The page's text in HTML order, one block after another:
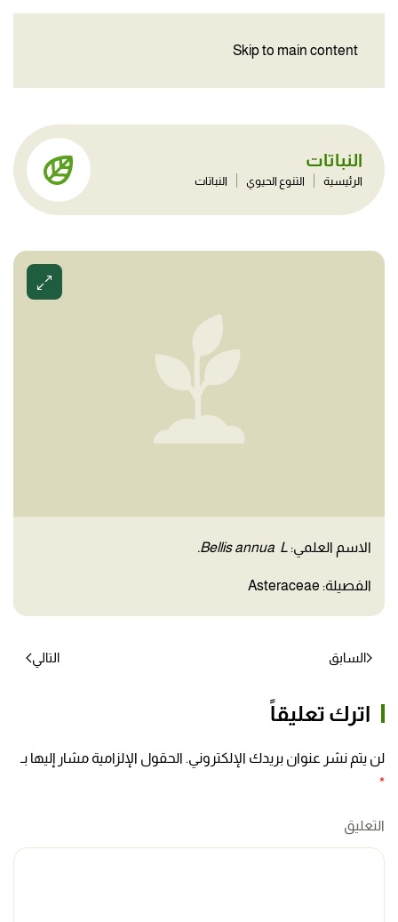
Skip to main content
النباتات
الرئيسية التنوع الحيوي النباتات
الاسم العلمي: Bellis annua L.
الفصيلة: Asteraceae
السابق التالي
اترك تعليقاً
لن يتم نشر عنوان بريدك الإلكتروني. الحقول الإلزامية مشار إليها بـ
*
التعليق